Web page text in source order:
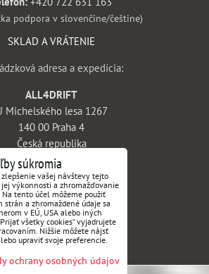
podpora v slovenčine/češtine)
SKLAD A VRÁTENIE
adresa a expedícia:
ALL4DRIFT
Michelského lesa 1267
140 00 Praha 4
Česká republika
INFORMÁCIE
Obchodné podmienky
tovaru a reklamácie
Doprava a platba
Kontakt
súkromia
vašej návštevy tejto
výkonnosti a zhromažďovanie
tento účel môžeme použiť
a zhromaždené údaje sa
v EÚ, USA alebo iných
všetky cookies“ vyjadrujete
Nižšie môžete nájsť
upraviť svoje preferencie.
ochrany osobných údajov